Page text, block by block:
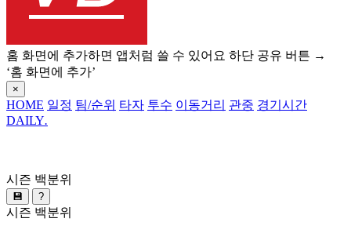
홈 화면에 추가하면 앱처럼 쓸 수 있어요 하단 공유 버튼 →
‘홈 화면에 추가’
×
HOME 일정 팀/순위 타자 투수 이동거리 관중 경기시간
DAILY.
시즌 백분위
💾 ?
시즌 백분위